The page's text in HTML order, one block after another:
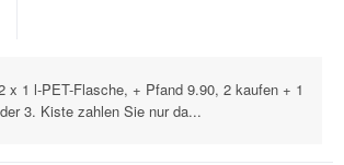
x 1 l-PET-Flasche, + Pfand 9.90, 2 kaufen + 1
3. Kiste zahlen Sie nur da...